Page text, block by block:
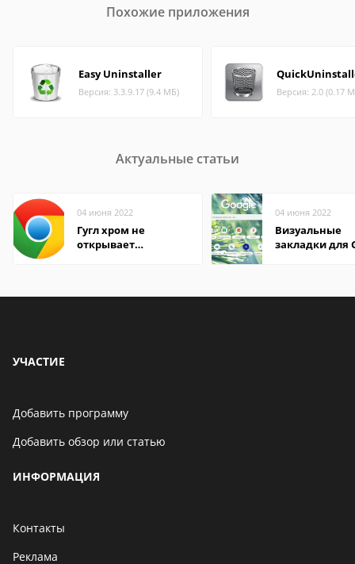
Похожие приложения
Easy Uninstaller
Версия: 3.3.9.17 (9.4 МБ) Версия: 2.0 (0.17
Актуальные статьи
04 июня 2022
Гугл хром не
открывает
04 июня 2022
Визуальные
закладки для
УЧАСТИЕ
Добавить программу
Добавить обзор или статью
ИНФОРМАЦИЯ
Контакты
Реклама